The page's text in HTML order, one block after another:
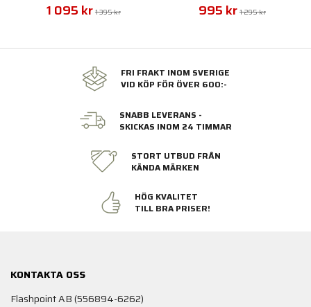
1 095 kr 1 395 kr 995 kr 1 295 kr
FRI FRAKT INOM SVERIGE
VID KÖP FÖR ÖVER 600:-
SNABB LEVERANS -
SKICKAS INOM 24 TIMMAR
STORT UTBUD FRÅN
KÄNDA MÄRKEN
HÖG KVALITET
TILL BRA PRISER!
KONTAKTA OSS
Flashpoint AB (556894-6262)